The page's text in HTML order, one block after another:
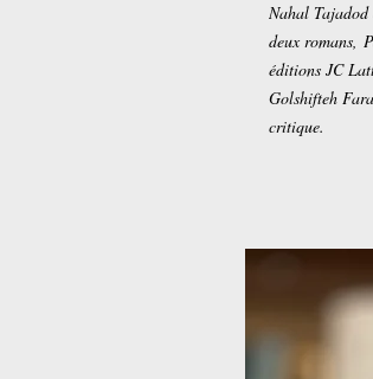
Nahal
deux romans,
éditions JC
Golshifteh
critique.